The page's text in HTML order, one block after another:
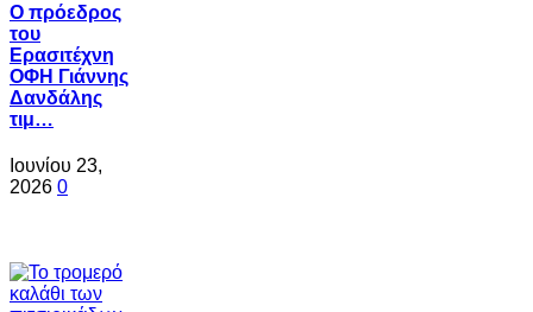
Ο πρόεδρος
του
Ερασιτέχνη
ΟΦΗ Γιάννης
Δανδάλης
τιμ…
Ιουνίου 23,
2026 0